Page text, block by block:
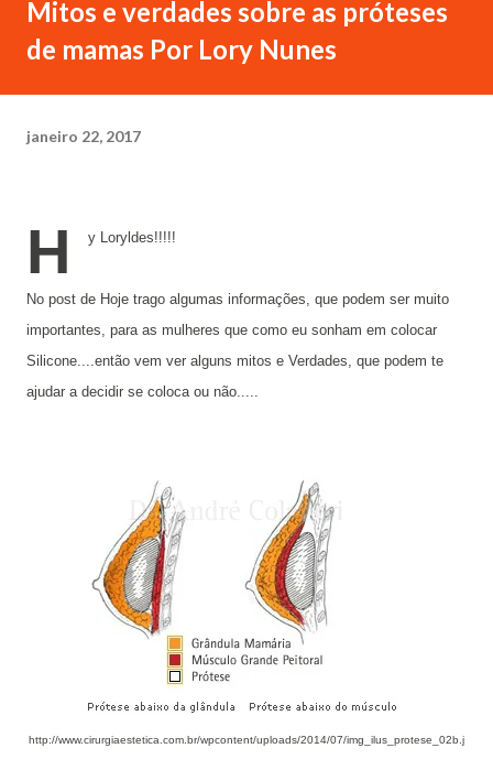
Mitos e verdades sobre as próteses
de mamas Por Lory Nunes
janeiro 22, 2017
H y Loryldes!!!!!
No post de Hoje trago algumas informações, que podem ser muito
importantes, para as mulheres que como eu sonham em colocar
Silicone....então vem ver alguns mitos e Verdades, que podem te
ajudar a decidir se coloca ou não.....
http://www.cirurgiaestetica.com.br/wpcontent/uploads/2014/07/img_ilus_protese_02b.j